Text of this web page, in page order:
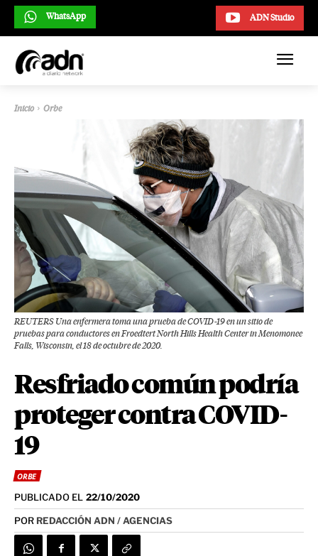
ADN Studio
WhatsApp
Inicio Orbe
REUTERS Una enfermera toma una prueba de COVID-19 en un sitio de
pruebas para conductores en Froedtert North Hills Health Center in Menomonee
Falls, Wisconsin, el 18 de octubre de 2020.
Resfriado común podría
proteger contra COVID-
19
ORBE
PUBLICADO EL 22/10/2020
POR REDACCIÓN ADN / AGENCIAS